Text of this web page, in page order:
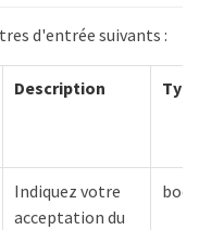
d'entrée suivants :
Description
Indiquez votre
acceptation du